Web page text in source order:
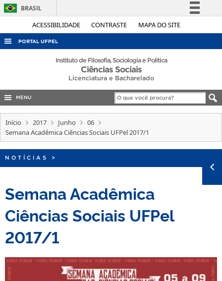
ACESSIBILIDADE CONTRASTE MAPA DO SITE
BRASIL
Simplifique!
Acesso à informação
Canais
PORTAL UFPEL
ACESSO À INFORMAÇÃO
EDITAIS
INTERNACIONAL
OUVIDORIA
TELEFONES
Instituto de Filosofia, Sociologia e Política
Ciências Sociais
Licenciatura e Bacharelado
MENU
Início 2017 Junho
06
Semana Acadêmica Ciências Sociais UFPel 2017/1
NOTÍCIAS >
Semana Acadêmica
Ciências Sociais UFPel
2017/1